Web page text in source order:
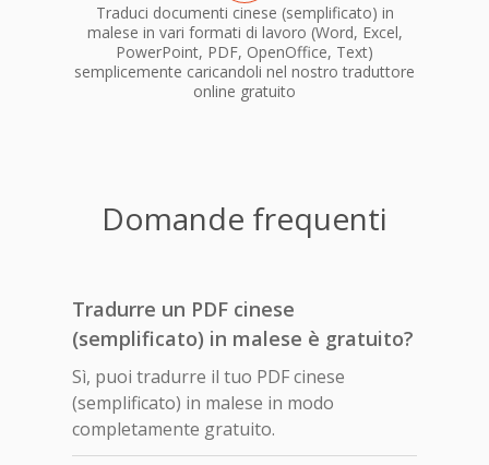
Traduci documenti cinese (semplificato) in
malese in vari formati di lavoro (Word, Excel,
PowerPoint, PDF, OpenOffice, Text)
semplicemente caricandoli nel nostro traduttore
online gratuito
Domande frequenti
Tradurre un PDF cinese
(semplificato) in malese è gratuito?
Sì, puoi tradurre il tuo PDF cinese
(semplificato) in malese in modo
completamente gratuito.